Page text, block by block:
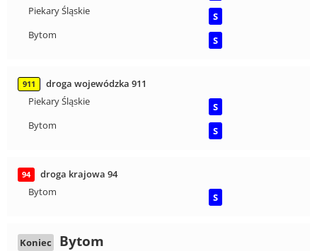
Piekary Śląskie
S
Bytom
S
911
droga wojewódzka 911
Piekary Śląskie
S
Bytom
S
94
droga krajowa 94
Bytom
S
Koniec Bytom